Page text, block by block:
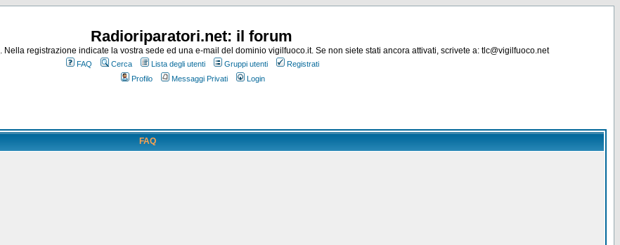
Radioriparatori.net: il forum
. Nella registrazione indicate la vostra sede ed una e-mail del dominio vigilfuoco.it. Se non siete stati ancora attivati, scrivete a: tlc@vigilfuoco.net
FAQ Cerca Lista degli utenti Gruppi utenti
Registrati
Profilo
Messaggi Privati Login
FAQ